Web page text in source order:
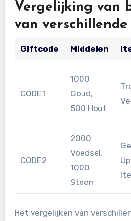
Vergelijking van
van verschillende
Giftcode Middelen
CODE1
1000
Goud,
500 Hout
CODE2
2000
Voedsel,
1000
Steen
Het vergelijken van